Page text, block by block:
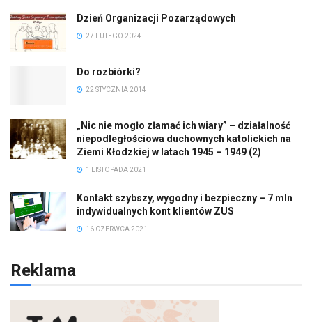
Dzień Organizacji Pozarządowych
27 LUTEGO 2024
Do rozbiórki?
22 STYCZNIA 2014
„Nic nie mogło złamać ich wiary” – działalność
niepodległościowa duchownych katolickich na
Ziemi Kłodzkiej w latach 1945 – 1949 (2)
1 LISTOPADA 2021
Kontakt szybszy, wygodny i bezpieczny – 7 mln
indywidualnych kont klientów ZUS
16 CZERWCA 2021
Reklama